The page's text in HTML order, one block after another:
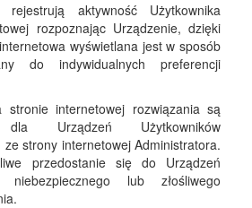
rejestrują aktywność Użytkownika
rozpoznając Urządzenie, dzięki
wyświetlana jest w sposób
do indywidualnych preferencji
stronie internetowej rozwiązania są
dla Urządzeń Użytkowników
ze strony internetowej Administratora.
przedostanie się do Urządzeń
niebezpiecznego lub złośliwego